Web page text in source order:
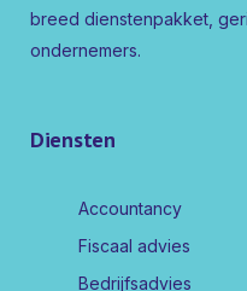
breed dienstenpakket,
ondernemers.
Diensten
Accountancy
Fiscaal advies
Bedrijfsadvies